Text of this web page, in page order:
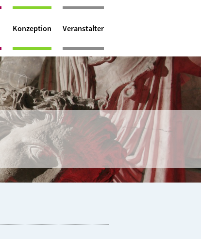
Konzeption Veranstalter